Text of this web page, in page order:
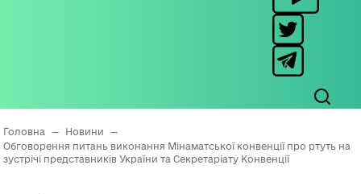
Головна — Новини
—
Обговорення питань виконання Мінаматської конвенції про ртуть на
зустрічі представників України та Секретаріату Конвенції